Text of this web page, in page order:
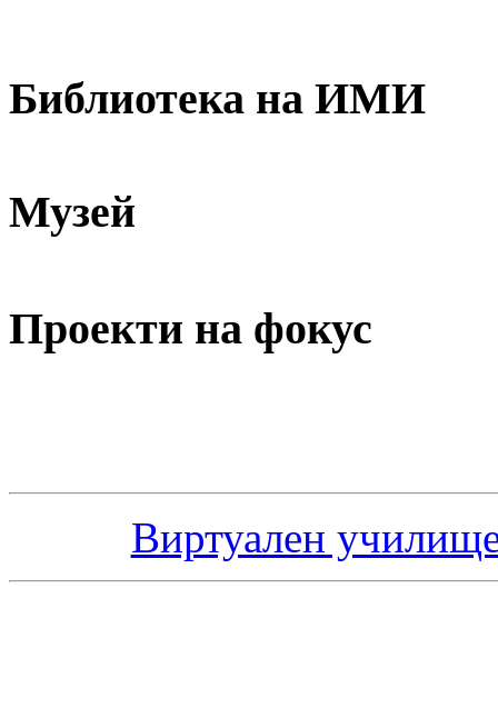
Библиотека на ИМИ
Музей
Проекти на фокус
Виртуален